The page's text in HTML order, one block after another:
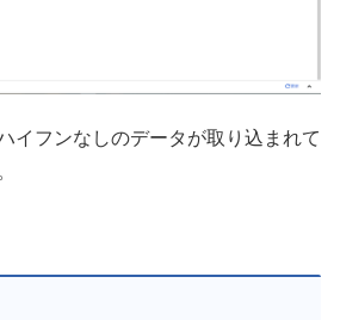
イフンなしのデータが取り込まれて